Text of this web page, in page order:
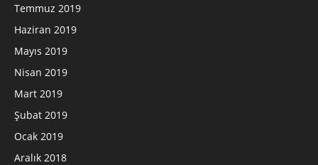
Temmuz 2019
Haziran 2019
Mayıs 2019
Nisan 2019
Mart 2019
Şubat 2019
Ocak 2019
Aralık 2018